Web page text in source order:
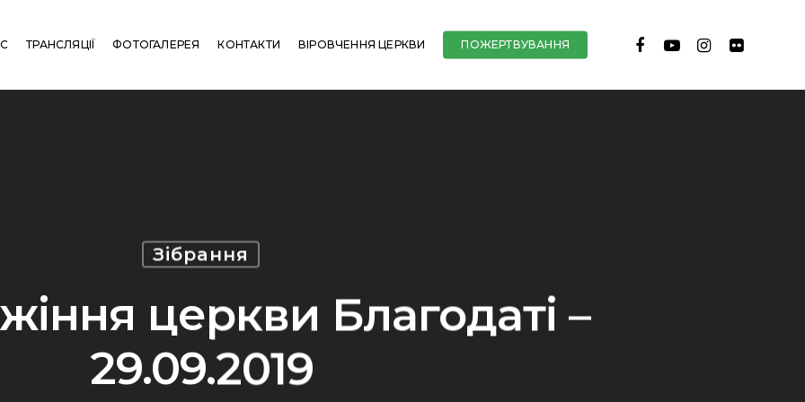
ТРАНСЛЯЦІЇ ФОТОГАЛЕРЕЯ КОНТАКТИ ВІРОВЧЕННЯ ЦЕРКВИ ПОЖЕРТВУВАННЯ FACEBOOKYOUTUBEINSTAGRAM
FLICKR
Зібрання
церкви Благодаті –
29.09.2019